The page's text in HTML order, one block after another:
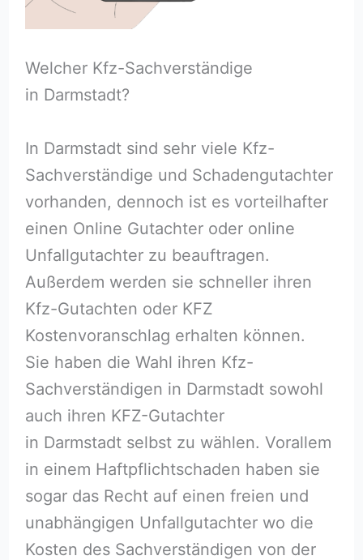
Welcher Kfz-Sachverständige
in Darmstadt?
In Darmstadt sind sehr viele Kfz-
Sachverständige und Schadengutachter
vorhanden, dennoch ist es vorteilhafter
einen Online Gutachter oder online
Unfallgutachter zu beauftragen.
Außerdem werden sie schneller ihren
Kfz-Gutachten oder KFZ
Kostenvoranschlag erhalten können.
Sie haben die Wahl ihren Kfz-
Sachverständigen in Darmstadt sowohl
auch ihren KFZ-Gutachter
in Darmstadt selbst zu wählen. Vorallem
in einem Haftpflichtschaden haben sie
sogar das Recht auf einen freien und
unabhängigen Unfallgutachter wo die
Kosten des Sachverständigen von der